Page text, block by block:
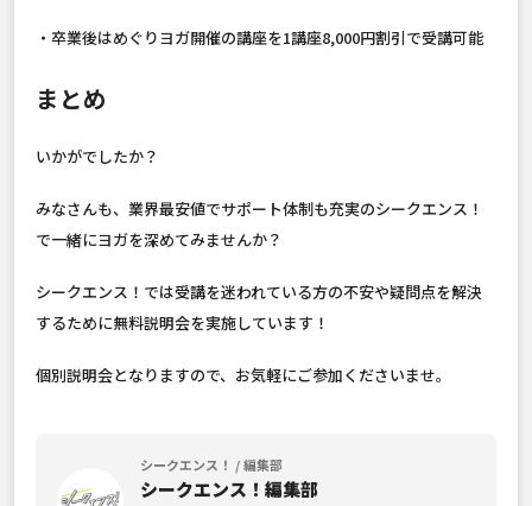
・卒業後はめぐりヨガ開催の講座を1講座8,000円割引で受講可能
まとめ
いかがでしたか？
みなさんも、業界最安値でサポート体制も充実のシークエンス！
で一緒にヨガを深めてみませんか？
シークエンス！では受講を迷われている方の不安や疑問点を解決
するために無料説明会を実施しています！
個別説明会となりますので、お気軽にご参加くださいませ。
シークエンス！ / 編集部
シークエンス！編集部